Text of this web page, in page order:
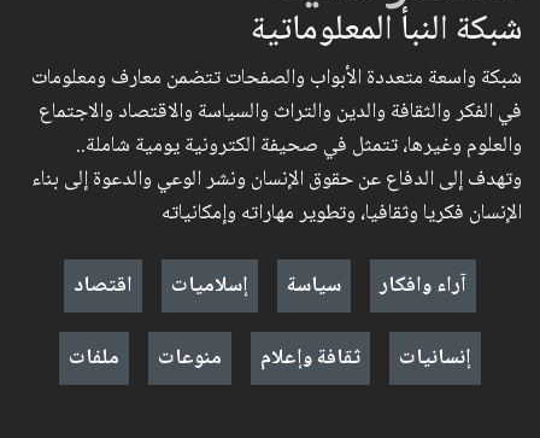
شبكة النبأ المعلوماتية
شبكة واسعة متعددة الأبواب والصفحات تتضمن معارف ومعلومات
في الفكر والثقافة والدين والتراث والسياسة والاقتصاد والاجتماع
والعلوم وغيرها، تتمثل في صحيفة الكترونية يومية شاملة..
وتهدف إلى الدفاع عن حقوق الإنسان ونشر الوعي والدعوة إلى بناء
الإنسان فكريا وثقافيا، وتطوير مهاراته وإمكانياته
آراء وافكار
سياسة إسلاميات
اقتصاد
إنسانيات
ثقافة وإعلام منوعات ملفات